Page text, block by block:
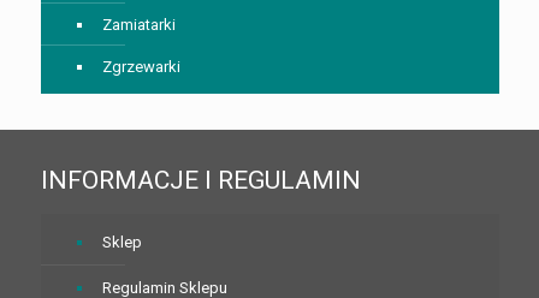
Zamiatarki
Zgrzewarki
INFORMACJE I REGULAMIN
Sklep
Regulamin Sklepu